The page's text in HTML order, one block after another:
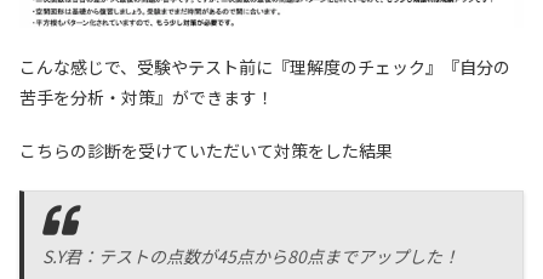
こんな感じで、受験やテスト前に『理解度のチェック』『自分の
苦手を分析・対策』ができます！
こちらの診断を受けていただいて対策をした結果
S.Y君：テストの点数が45点から80点までアップした！